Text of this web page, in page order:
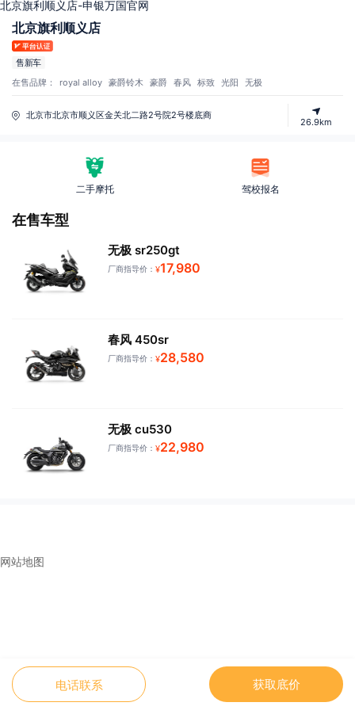
北京旗利顺义店-申银万国官网
北京旗利顺义店
售新车
在售品牌： royal alloy 豪爵铃木 豪爵 春风 标致 光阳 无极
北京市北京市顺义区金关北二路2号院2号楼底商
26.9km
二手摩托 驾校报名
在售车型
无极 sr250gt
厂商指导价： ¥17,980
春风 450sr
厂商指导价： ¥28,580
无极 cu530
厂商指导价： ¥22,980
电话联系 获取底价
网站地图